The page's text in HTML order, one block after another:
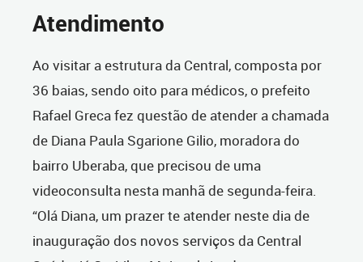
Atendimento
Ao visitar a estrutura da Central, composta por
36 baias, sendo oito para médicos, o prefeito
Rafael Greca fez questão de atender a chamada
de Diana Paula Sgarione Gilio, moradora do
bairro Uberaba, que precisou de uma
videoconsulta nesta manhã de segunda-feira.
“Olá Diana, um prazer te atender neste dia de
inauguração dos novos serviços da Central